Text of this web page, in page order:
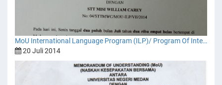
MoU International Language Program (ILP)/ Program Of International Language (POIL) dengan Sekolah Tinggi Teologi Misi William Carey Medan
20 Juli 2014